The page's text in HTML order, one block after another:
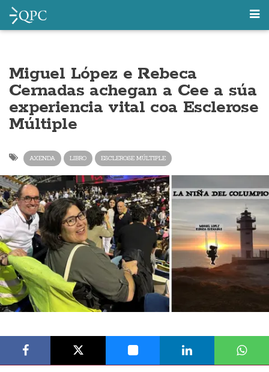
Miguel López e Rebeca
Cernadas achegan a Cee a súa
experiencia vital coa Esclerose
Múltiple
AXENDA LIBRO ESCLEROSE MÚLTIPLE